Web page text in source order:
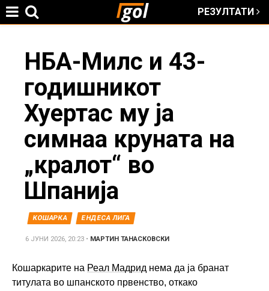
РЕЗУЛТАТИ
here
НБА-Милс и 43-
годишникот
Хуертас му ја
симнаа круната на
„кралот“ во
Шпанија
КОШАРКА ЕНДЕСА ЛИГА
6 ЈУНИ 2026, 20:23 • МАРТИН ТАНАСКОВСКИ
Кошаркарите на Реал Мадрид нема да ја бранат
титулата во шпанското првенство, откако